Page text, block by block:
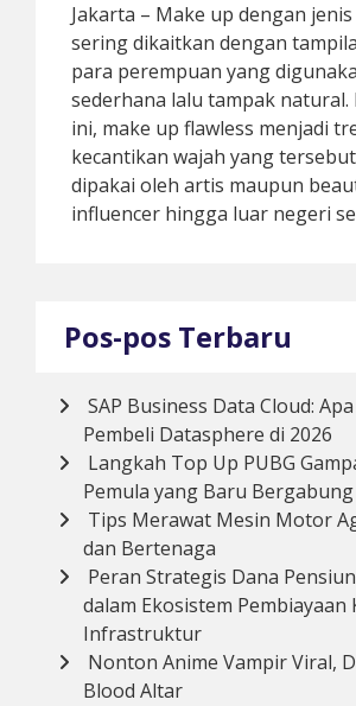
Jakarta – Make up dengan
sering dikaitkan dengan
para perempuan yang
sederhana lalu tampak natural.
ini, make up flawless menjadi
kecantikan wajah yang
dipakai oleh artis maupun
influencer hingga luar negeri
Pos-pos Terbaru
SAP Business Data Cloud:
Pembeli Datasphere di 2026
Langkah Top Up PUBG
Pemula yang Baru Bergabung
Tips Merawat Mesin Motor
dan Bertenaga
Peran Strategis Dana
dalam Ekosistem Pembiayaan
Infrastruktur
Nonton Anime Vampir Viral,
Blood Altar